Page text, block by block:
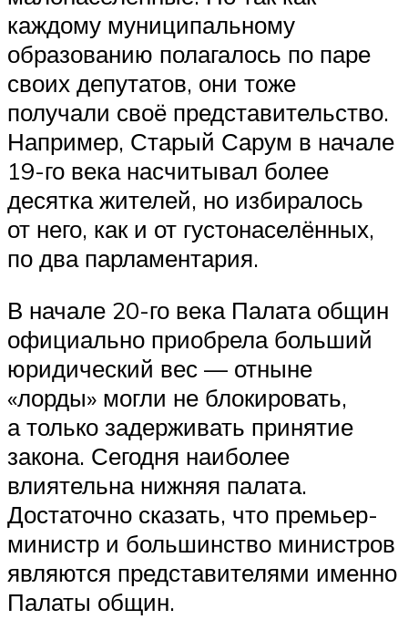
каждому муниципальному
образованию полагалось по паре
своих депутатов, они тоже
получали своё представительство.
Например, Старый Сарум в начале
19-го века насчитывал более
десятка жителей, но избиралось
от него, как и от густонаселённых,
по два парламентария.
В начале 20-го века Палата общин
официально приобрела больший
юридический вес — отныне
«лорды» могли не блокировать,
а только задерживать принятие
закона. Сегодня наиболее
влиятельна нижняя палата.
Достаточно сказать, что премьер-
министр и большинство министров
являются представителями именно
Палаты общин.